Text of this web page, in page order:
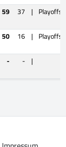
59 37 | Playoffs
50 16 | Playoffs
- - |